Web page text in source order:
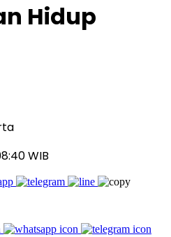
Hidup
WIB